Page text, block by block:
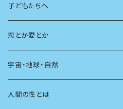
広告
未来
人生
子どもたちへ
教育
友達
学校
恋とか愛とか
宇宙・地球・自然
動物
人間の性とは